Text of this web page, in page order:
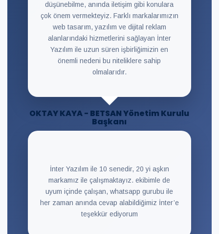
düşünebilme, anında iletişim gibi konulara
çok önem vermekteyiz. Farklı markalarımızın
web tasarım, yazılım ve dijital reklam
alanlarındaki hizmetlerini sağlayan İnter
Yazılım ile uzun süren işbirliğimizin en
önemli nedeni bu niteliklere sahip
olmalarıdır.
OKTAY KAYA - BETSAN Yönetim Kurulu
Başkanı
İnter Yazılım ile 10 senedir, 20 yi aşkın
markamız ile çalışmaktayız. ekibimle de
uyum içinde çalışan, whatsapp gurubu ile
her zaman anında cevap alabildiğimiz İnter’e
teşekkür ediyorum